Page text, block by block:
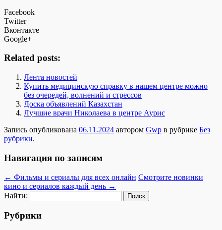
Facebook
Twitter
Вконтакте
Google+
Related posts:
Лента новостей
Купить медицинскую справку в нашем центре можно
без очередей, волнений и стрессов
Доска объявлений Казахстан
Лучшие врачи Николаева в центре Аурис
Запись опубликована 06.11.2024 автором Gwp в рубрике Без
рубрики.
Навигация по записям
← Фильмы и сериалы для всех онлайн Смотрите новинки
кино и сериалов каждый день →
Найти:
Рубрики